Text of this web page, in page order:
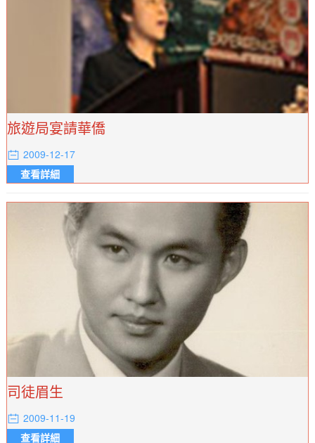
旅遊局宴請華僑
2009-12-17
查看詳細
司徒眉生
2009-11-19
查看詳細